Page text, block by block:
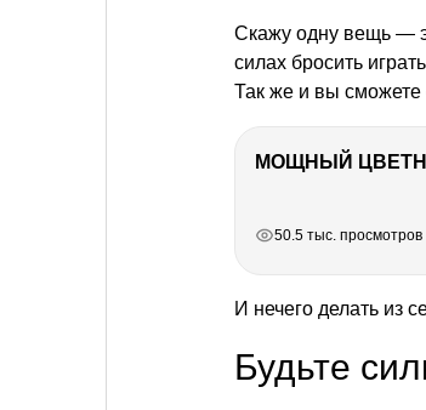
Скажу одну вещь —
силах бросить
Так же и вы сможете
МОЩНЫЙ
50.5 тыс. просмотров
И нечего делать из
Будьте